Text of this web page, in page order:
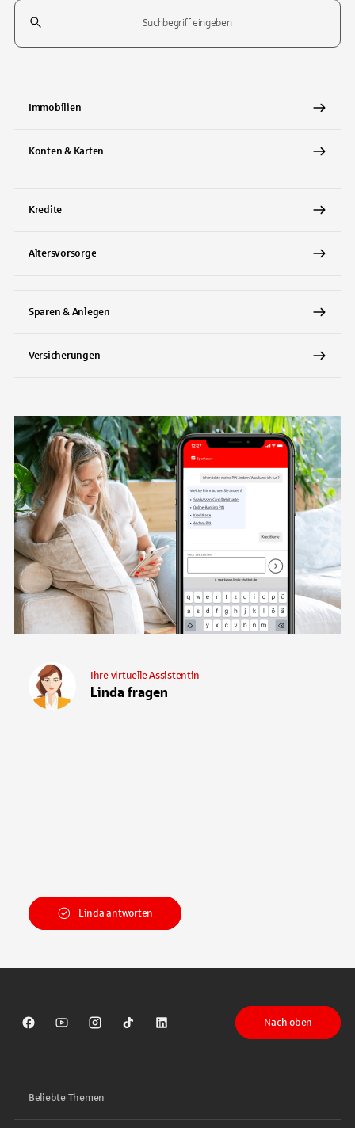
Suchfeld
Immobilien
Konten & Karten
Kredite
Altersvorsorge
Sparen & Anlegen
Versicherungen
Linda fragen
Ihre virtuelle Assistentin
Linda antworten
Sparkasse auf Facebook
Sparkasse auf Youtube
Sparkasse auf Instagram
Sparkasse auf TikTok
Sparkasse auf LinkedIn
Nach oben
Beliebte Themen